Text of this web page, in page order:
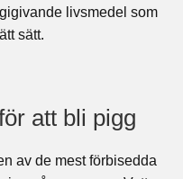
livsmedel som
sätt.
att bli pigg
av de mest förbisedda